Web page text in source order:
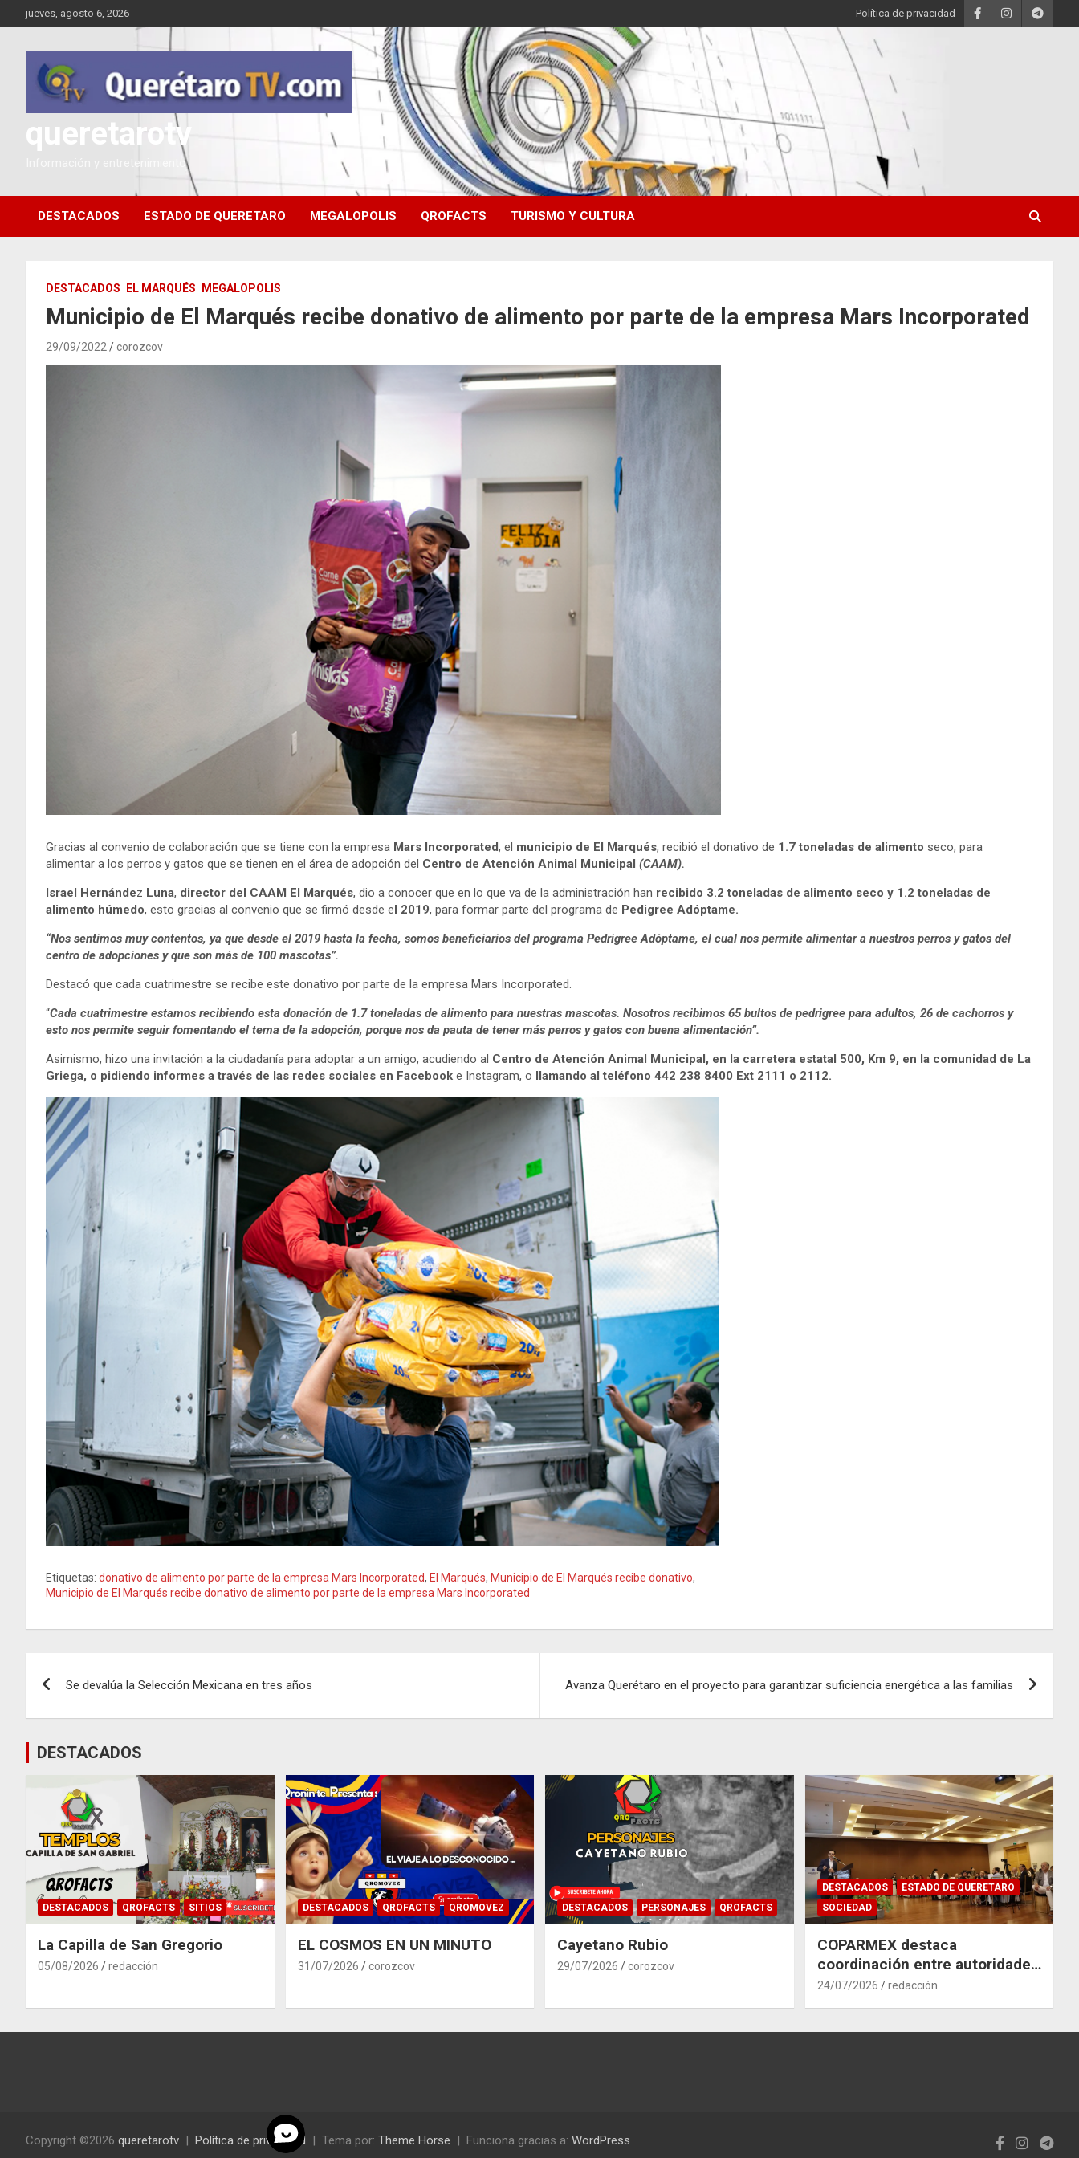
Saltar
al
jueves, agosto 6, 2026 Política de privacidad
queretarotv
Información y entretenimiento
DESTACADOS ESTADO DE QUERETARO MEGALOPOLIS QROFACTS TURISMO Y CULTURA
DESTACADOS EL MARQUÉS MEGALOPOLIS
Municipio de El Marqués recibe donativo de alimento por parte de la empresa Mars Incorporated
29/09/2022 corozcov
Gracias al convenio de colaboración que se tiene con la empresa Mars Incorporated, el municipio de El Marqués, recibió el donativo de 1.7 toneladas de alimento seco, para
alimentar a los perros y gatos que se tienen en el área de adopción del Centro de Atención Animal Municipal (CAAM).
Israel Hernández Luna, director del CAAM El Marqués, dio a conocer que en lo que va de la administración han recibido 3.2 toneladas de alimento seco y 1.2 toneladas de
alimento húmedo, esto gracias al convenio que se firmó desde e l 2019, para formar parte del programa de Pedigree Adóptame.
“Nos sentimos muy contentos, ya que desde el 2019 hasta la fecha, somos beneficiarios del programa Pedrigree Adóptame, el cual nos permite alimentar a nuestros perros y gatos del
centro de adopciones y que son más de 100 mascotas”.
Destacó que cada cuatrimestre se recibe este donativo por parte de la empresa Mars Incorporated.
“Cada cuatrimestre estamos recibiendo esta donación de 1.7 toneladas de alimento para nuestras mascotas. Nosotros recibimos 65 bultos de pedrigree para adultos, 26 de cachorros y
esto nos permite seguir fomentando el tema de la adopción, porque nos da pauta de tener más perros y gatos con buena alimentación”.
Asimismo, hizo una invitación a la ciudadanía para adoptar a un amigo, acudiendo al Centro de Atención Animal Municipal, en la carretera estatal 500, Km 9, en la comunidad de La
Griega, o pidiendo informes a través de las redes sociales en Facebook e Instagram, o llamando al teléfono 442 238 8400 Ext 2111 o 2112.
Etiquetas: donativo de alimento por parte de la empresa Mars Incorporated, El Marqués, Municipio de El Marqués recibe donativo,
Municipio de El Marqués recibe donativo de alimento por parte de la empresa Mars Incorporated
entradas
Se devalúa la Selección Mexicana en tres años Avanza Querétaro en el proyecto para garantizar suficiencia energética a las familias
DESTACADOS
DESTACADOS QROFACTS SITIOS
La Capilla de San Gregorio
05/08/2026 redacción
DESTACADOS QROFACTS QROMOVEZ
EL COSMOS EN UN MINUTO
31/07/2026 corozcov
DESTACADOS PERSONAJES QROFACTS
Cayetano Rubio
29/07/2026 corozcov
DESTACADOS
ESTADO DE QUERETARO
SOCIEDAD
COPARMEX destaca
coordinación entre autoridades
y empresas para mitigar el
24/07/2026 redacción
Copyright ©2026 queretarotv Política de privacidad Tema por: Theme Horse Funciona gracias a: WordPress